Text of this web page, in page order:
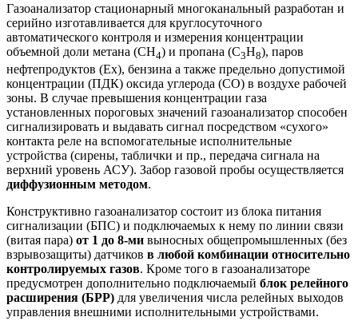
Газоанализатор стационарный многоканальный разработан и
серийно изготавливается для круглосуточного
автоматического контроля и измерения концентрации
объемной доли метана (CH4) и пропана (C3H8), паров
нефтепродуктов (Ex), бензина а также предельно допустимой
концентрации (ПДК) оксида углерода (CO) в воздухе рабочей
зоны. В случае превышения концентрации газа
установленных пороговых значений газоанализатор способен
сигнализировать и выдавать сигнал посредством «сухого»
контакта реле на вспомогательные исполнительные
устройства (сирены, таблички и пр., передача сигнала на
верхний уровень АСУ). Забор газовой пробы осуществляется
диффузионным методом.
Конструктивно газоанализатор состоит из блока питания
сигнализации (БПС) и подключаемых к нему по линии связи
(витая пара) от 1 до 8-ми выносных общепромышленных (без
взрывозащиты) датчиков в любой комбинации относительно
контролируемых газов. Кроме того в газоанализаторе
предусмотрен дополнительно подключаемый блок релейного
расширения (БРР) для увеличения числа релейных выходов
управления внешними исполнительными устройствами.